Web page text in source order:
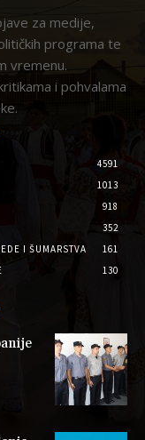
za medije,
programa te
vremenu.
i pohvalama
4591
1013
918
352
I ŠUMARSTVA
161
130